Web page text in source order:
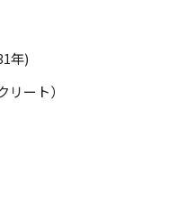
年)
リート）